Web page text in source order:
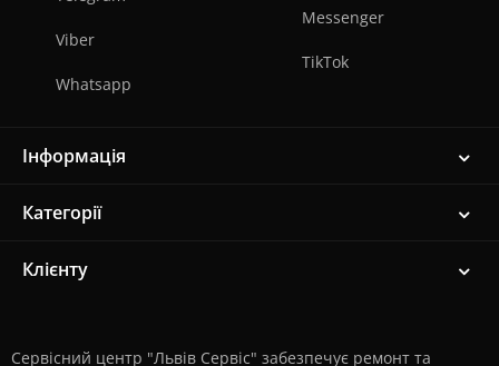
Viber
Whatsapp
Messenger
TikTok
Інформація
Категорії
Клієнту
Сервісний центр "Львів Сервіс" забезпечує ремонт та